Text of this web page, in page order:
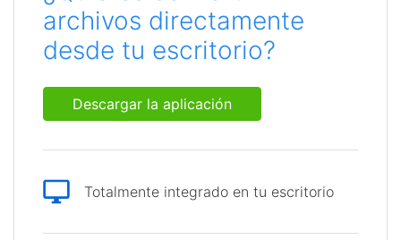
archivos directamente
desde tu escritorio?
Descargar la aplicación
Totalmente integrado en tu escritorio